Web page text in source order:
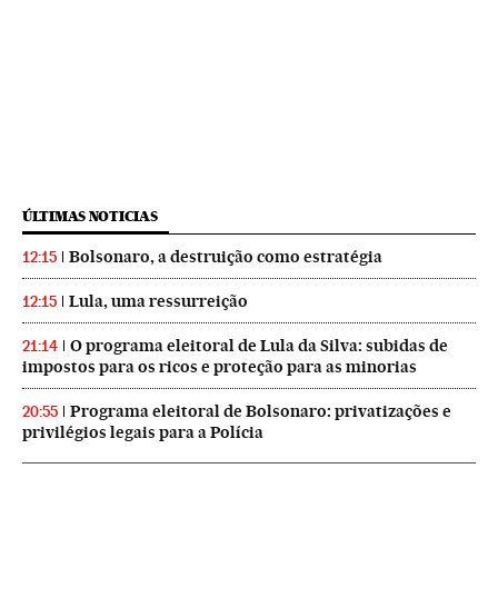
ÚLTIMAS NOTICIAS
12:15 Bolsonaro, a destruição como estratégia
12:15 Lula, uma ressurreição
21:14
O programa eleitoral de Lula da Silva: subidas de
impostos para os ricos e proteção para as minorias
20:55
Programa eleitoral de Bolsonaro: privatizações e
privilégios legais para a Polícia